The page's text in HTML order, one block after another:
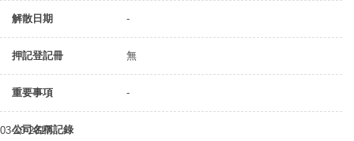
解散日期 -
押記登記冊 無
重要事項 -
公司名稱記錄
03-10-2017